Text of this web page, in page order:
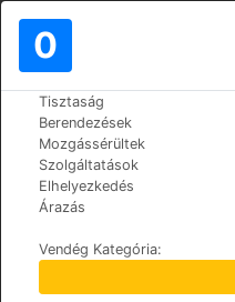
0
Tisztaság
Berendezések
Mozgássérültek
Szolgáltatások
Elhelyezkedés
Árazás
Vendég Kategória:
Világ>Turkey
Dere Suites
Dereler Mah. No:49, 50400